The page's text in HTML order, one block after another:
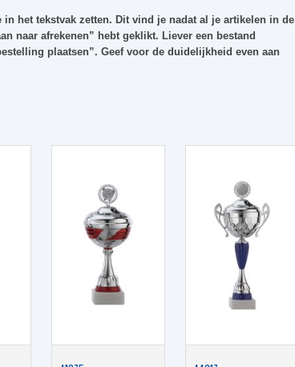
het tekstvak zetten. Dit vind je nadat al je artikelen in de
naar afrekenen” hebt geklikt. Liever een bestand
plaatsen”. Geef voor de duidelijkheid even aan